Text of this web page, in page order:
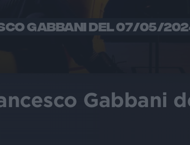
GABBANI DEL 07/05/
Gabbani